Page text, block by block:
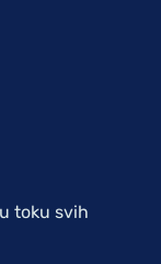
toku svih